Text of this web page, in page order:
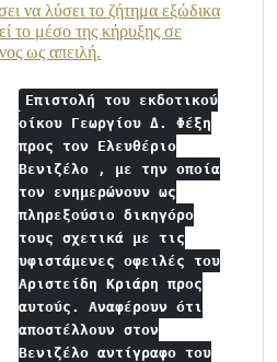
να λύσει το ζήτημα εξώδικα
το μέσο της κήρυξης σε
ως απειλή.
Επιστολή του εκδοτικού
οίκου Γεωργίου Δ. Φέξη
προς τον Ελευθέριο
Βενιζέλο , με την οποία
τον ενημερώνουν ως
πληρεξούσιο δικηγόρο
τους σχετικά με τις
υφιστάμενες οφειλές του
Αριστείδη Κριάρη προς
αυτούς. Αναφέρουν ότι
αποστέλλουν στον
Βενιζέλο αντίγραφο του